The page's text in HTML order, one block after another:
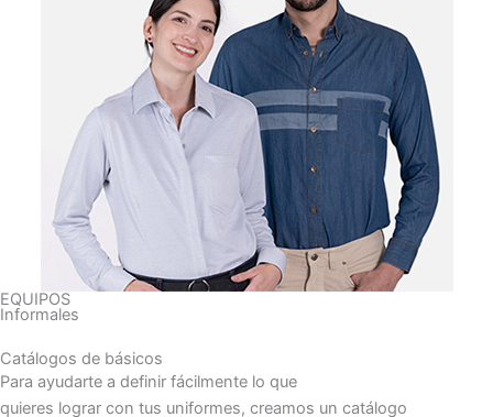
EQUIPOS
Informales
Catálogos de básicos
Para ayudarte a definir fácilmente lo que
quieres lograr con tus uniformes, creamos un catálogo